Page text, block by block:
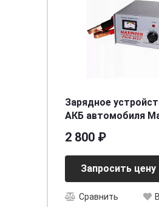
Зарядное
АКБ автомобиля
[д255ш120в153]
2 800 ₽
Запросить цену
Сравнить